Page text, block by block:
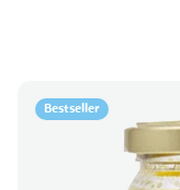
Bestseller